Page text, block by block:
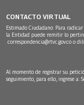
CONTACTO VIRTUAL
Estimado Ciudadano: Para
la Entidad puede remitir lo
correspondencia@rtvc.gov.co o
Al momento de registrar su
seguimiento, para ello, ingrese a: